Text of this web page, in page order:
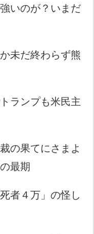
いのが？いまだ
未だ終わらず熊
ランプも米民主
の果てにさまよ
最期
者４万」の怪し